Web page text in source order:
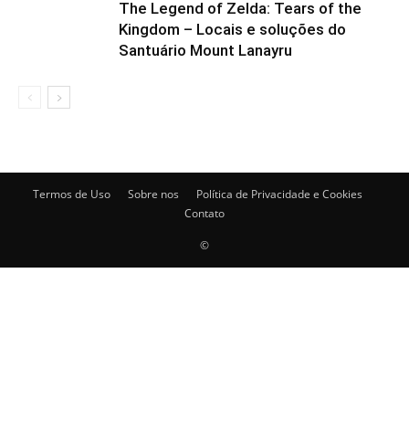
The Legend of Zelda: Tears of the
Kingdom – Locais e soluções do
Santuário Mount Lanayru
Termos de Uso Sobre nos
Política de Privacidade e Cookies
Contato
©